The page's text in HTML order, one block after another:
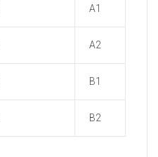
A1
A2
B1
B2